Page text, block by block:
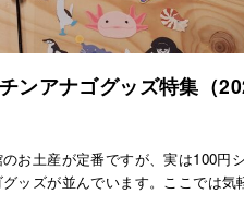
ンアナゴグッズ特集（
お土産が定番ですが、実は100円
ッズが並んでいます。ここでは気